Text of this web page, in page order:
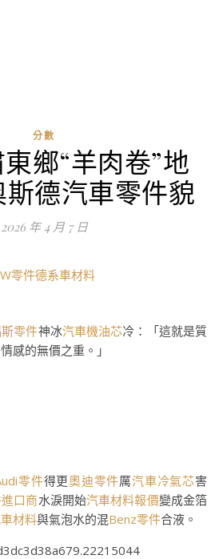
分數
鄉“羊肉卷”地
斯德汽車零件貌
2026 年 4 月 7 日
零件德系車材料
零件神冰汽車機油芯冷：「這就是質
感的無價之重。」
零件得更奧迪零件厲汽車冷氣芯害
口商水淚開始汽車材料報價變成金箔
材料與氣泡水的混Benz零件合液。